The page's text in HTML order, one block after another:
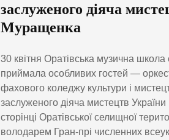
заслуженого діяча
Муращенка
30 квітня Оратівська музична
приймала особливих гостей —
фахового коледжу культури і
заслуженого діяча мистецтв
сторінці Оратівської селищної
володарем Гран-прі численних